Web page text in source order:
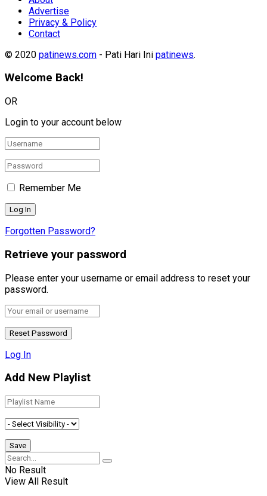
Advertise
Privacy & Policy
Contact
© 2020 patinews.com - Pati Hari Ini patinews.
Welcome Back!
OR
Login to your account below
Remember Me
Forgotten Password?
Retrieve your password
Please enter your username or email address to reset your
password.
Log In
Add New Playlist
No Result
View All Result